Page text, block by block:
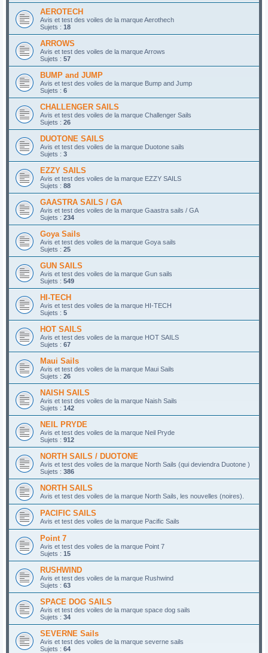
AEROTECH
Avis et test des voiles de la marque Aerothech
Sujets : 18
ARROWS
Avis et test des voiles de la marque Arrows
Sujets : 57
BUMP and JUMP
Avis et test des voiles de la marque Bump and Jump
Sujets : 6
CHALLENGER SAILS
Avis et test des voiles de la marque Challenger Sails
Sujets : 26
DUOTONE SAILS
Avis et test des voiles de la marque Duotone sails
Sujets : 3
EZZY SAILS
Avis et test des voiles de la marque EZZY SAILS
Sujets : 88
GAASTRA SAILS / GA
Avis et test des voiles de la marque Gaastra sails / GA
Sujets : 234
Goya Sails
Avis et test des voiles de la marque Goya sails
Sujets : 25
GUN SAILS
Avis et test des voiles de la marque Gun sails
Sujets : 549
HI-TECH
Avis et test des voiles de la marque HI-TECH
Sujets : 5
HOT SAILS
Avis et test des voiles de la marque HOT SAILS
Sujets : 67
Maui Sails
Avis et test des voiles de la marque Maui Sails
Sujets : 26
NAISH SAILS
Avis et test des voiles de la marque Naish Sails
Sujets : 142
NEIL PRYDE
Avis et test des voiles de la marque Neil Pryde
Sujets : 912
NORTH SAILS / DUOTONE
Avis et test des voiles de la marque North Sails (qui deviendra Duotone )
Sujets : 386
NORTH SAILS
Avis et test des voiles de la marque North Sails, les nouvelles (noires).
PACIFIC SAILS
Avis et test des voiles de la marque Pacific Sails
Point 7
Avis et test des voiles de la marque Point 7
Sujets : 15
RUSHWIND
Avis et test des voiles de la marque Rushwind
Sujets : 63
SPACE DOG SAILS
Avis et test des voiles de la marque space dog sails
Sujets : 34
SEVERNE Sails
Avis et test des voiles de la marque severne sails
Sujets : 64